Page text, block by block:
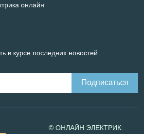
онлайн
в курсе последних новостей
© ОНЛАЙН ЭЛЕКТРИК: